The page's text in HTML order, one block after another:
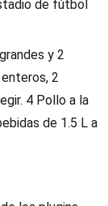
de fútbol
y 2
2
4 Pollo a la
de 1.5 L a